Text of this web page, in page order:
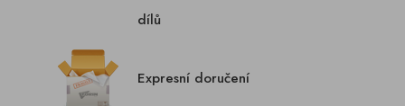
dílů
Expresní doručení